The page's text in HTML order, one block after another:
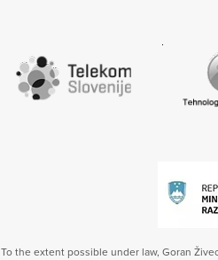
To the extent possible under law, Goran